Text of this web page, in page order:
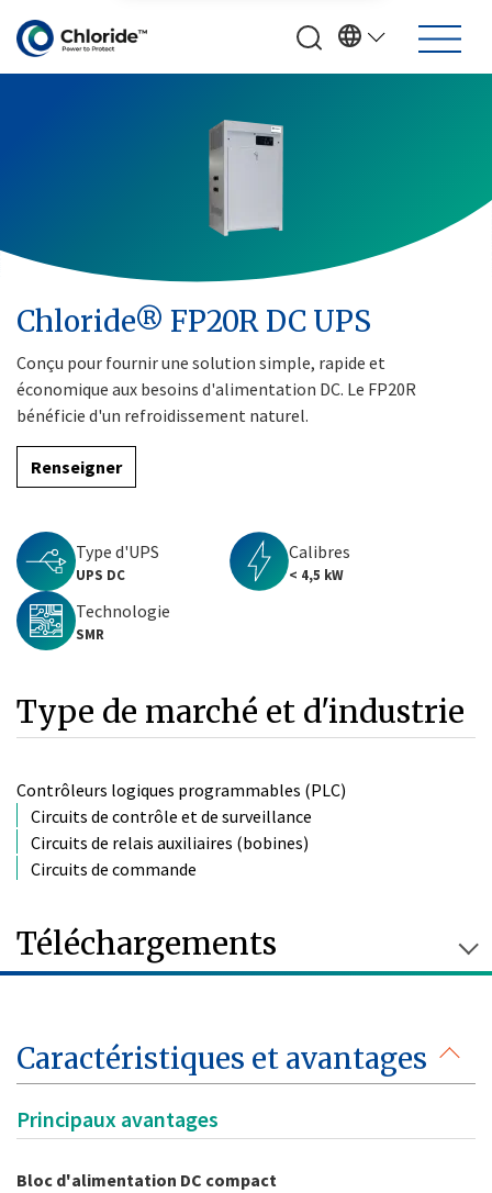
Chloride® FP20R DC UPS
Conçu pour fournir une solution simple, rapide et
économique aux besoins d'alimentation DC. Le FP20R
bénéficie d'un refroidissement naturel.
Renseigner
Type d'UPS
UPS DC
Calibres
< 4,5 kW
Technologie
SMR
Type de marché et d'industrie
Contrôleurs logiques programmables (PLC)
Circuits de contrôle et de surveillance
Circuits de relais auxiliaires (bobines)
Circuits de commande
Téléchargements
Caractéristiques et avantages
Principaux avantages
Bloc d'alimentation DC compact